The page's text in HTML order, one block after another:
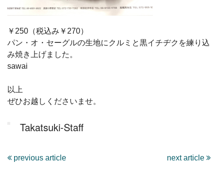
￥250（税込み￥270）
パン・オ・セーグルの生地にクルミと黒イチヂクを練り込
み焼き上げました。
sawai
以上
ぜひお越しくださいませ。
Takatsuki-Staff
previous article next article